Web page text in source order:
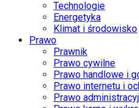
Technologie
Energetyka
Klimat i środowisko
Prawo
Prawnik
Prawo cywilne
Prawo handlowe i
Prawo internetu i
Prawo